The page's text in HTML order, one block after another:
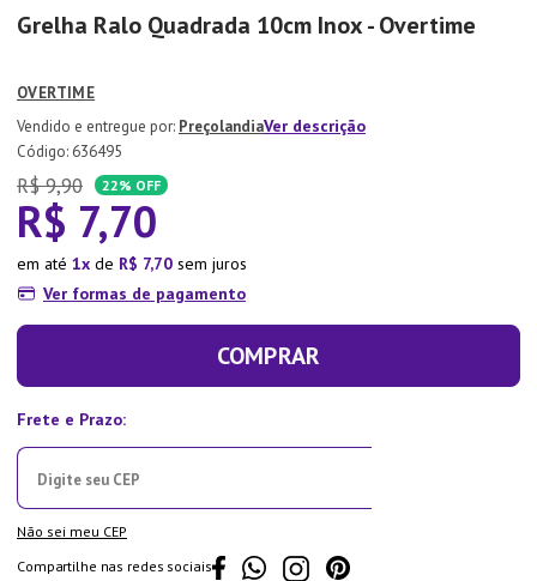
Grelha Ralo Quadrada 10cm Inox - Overtime
OVERTIME
PreçolandiaVer descrição
: 636495
R$ 9,90 22% OFF
R$ 7,70
em até 1 de R$ 7,70 sem juros
Ver formas de pagamento
COMPRAR
Não sei meu CEP
Compartilhe nas redes sociais
10º Lixeira